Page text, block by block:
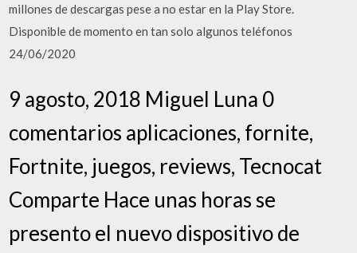
millones de descargas pese a no estar en la Play Store.
Disponible de momento en tan solo algunos teléfonos
24/06/2020
9 agosto, 2018 Miguel Luna 0
comentarios aplicaciones, fornite,
Fortnite, juegos, reviews, Tecnocat
Comparte Hace unas horas se
presento el nuevo dispositivo de